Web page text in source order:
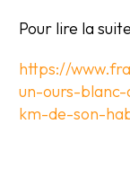
Pour lire la
https://
un-ours-
km-de-son-